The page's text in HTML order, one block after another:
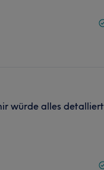
würde alles detalliert